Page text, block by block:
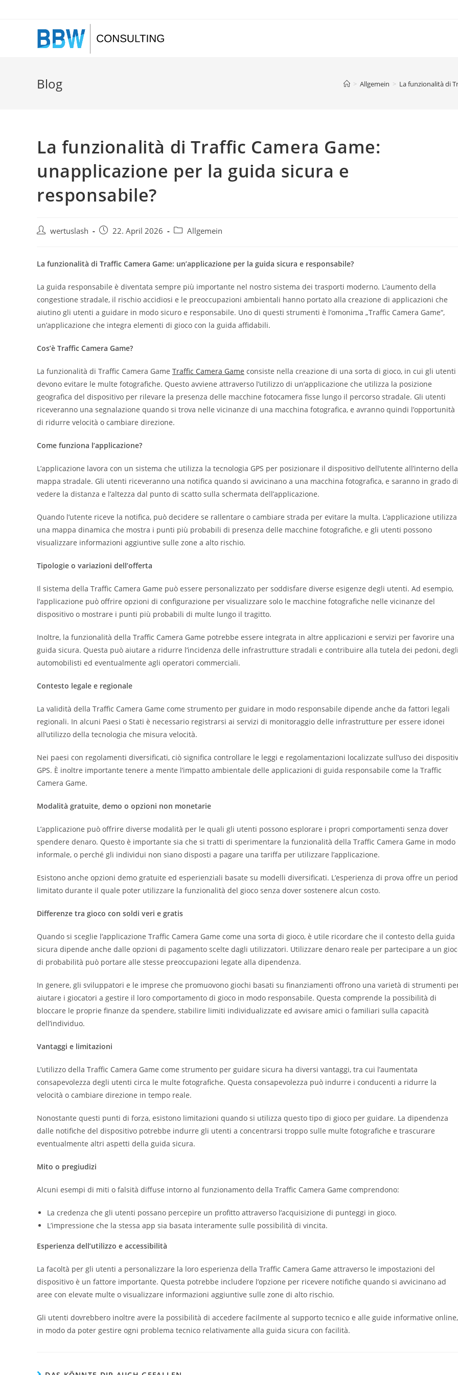
Blog > Allgemein > La funzionalità di
La funzionalità di Traffic Camera Game:
unapplicazione per la guida sicura e
responsabile?
Beitrags-
wertuslash
Beitrag22. April 2026
Beitrags-
Allgemein
La funzionalità di Traffic Camera Game: un’applicazione per la guida sicura e responsabile?
La guida responsabile è diventata sempre più importante nel nostro sistema dei trasporti moderno. L’aumento della
congestione stradale, il rischio accidiosi e le preoccupazioni ambientali hanno portato alla creazione di applicazioni che
aiutino gli utenti a guidare in modo sicuro e responsabile. Uno di questi strumenti è l’omonima „Traffic Camera Game“,
un’applicazione che integra elementi di gioco con la guida affidabili.
Cos’è Traffic Camera Game?
La funzionalità di Traffic Camera Game Traffic Camera Game consiste nella creazione di una sorta di gioco, in cui gli utenti
devono evitare le multe fotografiche. Questo avviene attraverso l’utilizzo di un’applicazione che utilizza la posizione
geografica del dispositivo per rilevare la presenza delle macchine fotocamera fisse lungo il percorso stradale. Gli utenti
riceveranno una segnalazione quando si trova nelle vicinanze di una macchina fotografica, e avranno quindi l’opportunità
di ridurre velocità o cambiare direzione.
Come funziona l’applicazione?
L’applicazione lavora con un sistema che utilizza la tecnologia GPS per posizionare il dispositivo dell’utente all’interno della
mappa stradale. Gli utenti riceveranno una notifica quando si avvicinano a una macchina fotografica, e saranno in grado
vedere la distanza e l’altezza dal punto di scatto sulla schermata dell’applicazione.
Quando l’utente riceve la notifica, può decidere se rallentare o cambiare strada per evitare la multa. L’applicazione utilizza
una mappa dinamica che mostra i punti più probabili di presenza delle macchine fotografiche, e gli utenti possono
visualizzare informazioni aggiuntive sulle zone a alto rischio.
Tipologie o variazioni dell’offerta
Il sistema della Traffic Camera Game può essere personalizzato per soddisfare diverse esigenze degli utenti. Ad esempio,
l’applicazione può offrire opzioni di configurazione per visualizzare solo le macchine fotografiche nelle vicinanze del
dispositivo o mostrare i punti più probabili di multe lungo il tragitto.
Inoltre, la funzionalità della Traffic Camera Game potrebbe essere integrata in altre applicazioni e servizi per favorire una
guida sicura. Questa può aiutare a ridurre l’incidenza delle infrastrutture stradali e contribuire alla tutela dei pedoni,
automobilisti ed eventualmente agli operatori commerciali.
Contesto legale e regionale
La validità della Traffic Camera Game come strumento per guidare in modo responsabile dipende anche da fattori legali
regionali. In alcuni Paesi o Stati è necessario registrarsi ai servizi di monitoraggio delle infrastrutture per essere idonei
all’utilizzo della tecnologia che misura velocità.
Nei paesi con regolamenti diversificati, ciò significa controllare le leggi e regolamentazioni localizzate sull’uso dei
GPS. È inoltre importante tenere a mente l’impatto ambientale delle applicazioni di guida responsabile come la Traffic
Camera Game.
Modalità gratuite, demo o opzioni non monetarie
L’applicazione può offrire diverse modalità per le quali gli utenti possono esplorare i propri comportamenti senza dover
spendere denaro. Questo è importante sia che si tratti di sperimentare la funzionalità della Traffic Camera Game in modo
informale, o perché gli individui non siano disposti a pagare una tariffa per utilizzare l’applicazione.
Esistono anche opzioni demo gratuite ed esperienziali basate su modelli diversificati. L’esperienza di prova offre un
limitato durante il quale poter utilizzare la funzionalità del gioco senza dover sostenere alcun costo.
Differenze tra gioco con soldi veri e gratis
Quando si sceglie l’applicazione Traffic Camera Game come una sorta di gioco, è utile ricordare che il contesto della guida
sicura dipende anche dalle opzioni di pagamento scelte dagli utilizzatori. Utilizzare denaro reale per partecipare a un
di probabilità può portare alle stesse preoccupazioni legate alla dipendenza.
In genere, gli sviluppatori e le imprese che promuovono giochi basati su finanziamenti offrono una varietà di strumenti
aiutare i giocatori a gestire il loro comportamento di gioco in modo responsabile. Questa comprende la possibilità di
bloccare le proprie finanze da spendere, stabilire limiti individualizzate ed avvisare amici o familiari sulla capacità
dell’individuo.
Vantaggi e limitazioni
L’utilizzo della Traffic Camera Game come strumento per guidare sicura ha diversi vantaggi, tra cui l’aumentata
consapevolezza degli utenti circa le multe fotografiche. Questa consapevolezza può indurre i conducenti a ridurre la
velocità o cambiare direzione in tempo reale.
Nonostante questi punti di forza, esistono limitazioni quando si utilizza questo tipo di gioco per guidare. La dipendenza
dalle notifiche del dispositivo potrebbe indurre gli utenti a concentrarsi troppo sulle multe fotografiche e trascurare
eventualmente altri aspetti della guida sicura.
Mito o pregiudizi
Alcuni esempi di miti o falsità diffuse intorno al funzionamento della Traffic Camera Game comprendono:
La credenza che gli utenti possano percepire un profitto attraverso l’acquisizione di punteggi in gioco.
L’impressione che la stessa app sia basata interamente sulle possibilità di vincita.
Esperienza dell’utilizzo e accessibilità
La facoltà per gli utenti a personalizzare la loro esperienza della Traffic Camera Game attraverso le impostazioni del
dispositivo è un fattore importante. Questa potrebbe includere l’opzione per ricevere notifiche quando si avvicinano ad
aree con elevate multe o visualizzare informazioni aggiuntive sulle zone di alto rischio.
Gli utenti dovrebbero inoltre avere la possibilità di accedere facilmente al supporto tecnico e alle guide informative online,
in modo da poter gestire ogni problema tecnico relativamente alla guida sicura con facilità.